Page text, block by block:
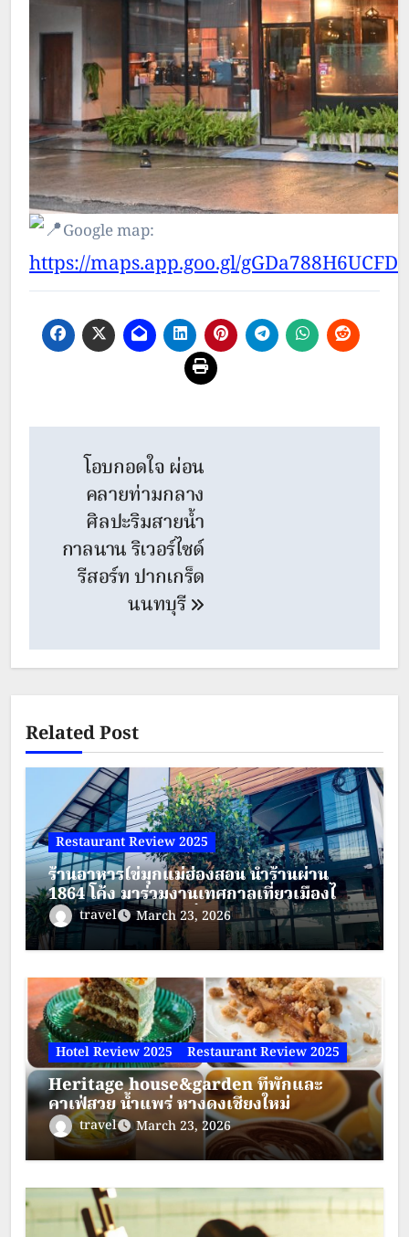
Google map:
https://maps.app.goo.gl/
Post
navigation
โอบกอดใจ ผ่อน
คลายท่ามกลาง
ศิลปะริมสายน้ำ
กาลนาน ริเวอร์ไซด์
รีสอร์ท ปากเกร็ด
นนทบุรี
Related Post
Restaurant Review 2025
ร้านอาหารไข่มุกแม่ฮ่องสอน นำร้านผ่าน
1864 โค้ง มาร่วมงานเทศกาลเที่ยวเมืองไทย
25-29 มีค.69 ณ ศูนย์การประชุมแห่งชาติสิ
ริกิติ์
travel March 23, 2026
Hotel Review 2025 Restaurant Review 2025
Heritage house&garden ที่พักและ
คาเฟ่สวย น้ำแพร่ หางดงเชียงใหม่
travel March 23, 2026